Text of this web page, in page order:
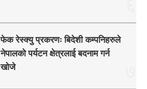
फेक रेस्क्यु प्रकरणः बिदेशी कम्पनिहरुले
नेपालको पर्यटन क्षेत्रलाई बदनाम गर्न
खोजे